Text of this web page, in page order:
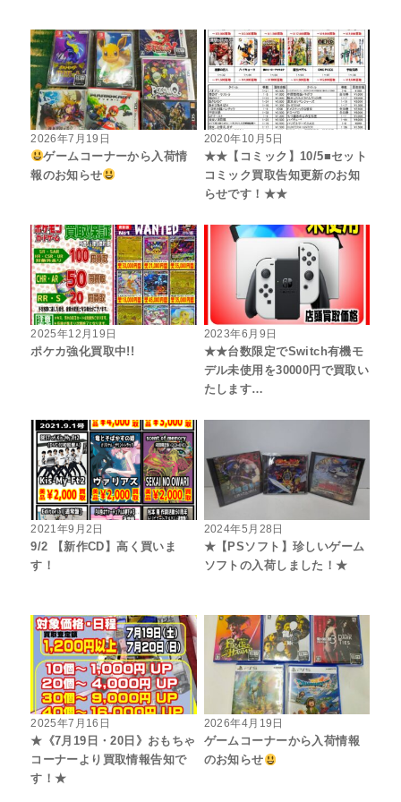
2026年7月19日
ゲームコーナーから入荷情
報のお知らせ
2020年10月5日
★★【コミック】10/5■セット
コミック買取告知更新のお知
らせです！★★
2025年12月19日
ポケカ強化買取中!!
2023年6月9日
★★台数限定でSwitch有機モ
デル未使用を30000円で買取い
たします…
2021年9月2日
9/2 【新作CD】高く買いま
す！
2024年5月28日
★【PSソフト】珍しいゲーム
ソフトの入荷しました！★
2025年7月16日
★《7月19日・20日》おもちゃ
コーナーより買取情報告知で
す！★
2026年4月19日
ゲームコーナーから入荷情報
のお知らせ